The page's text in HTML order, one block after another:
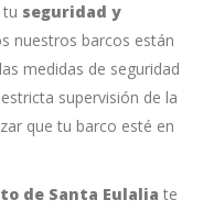
seguridad y
nuestros barcos están
medidas de seguridad
supervisión de la
que tu barco esté en
de Santa Eulalia te